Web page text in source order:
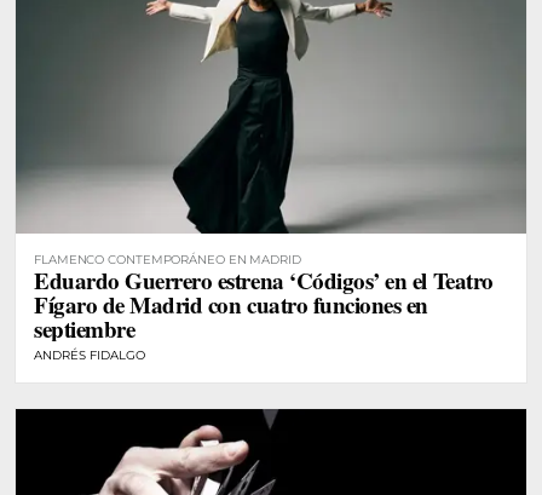
FLAMENCO CONTEMPORÁNEO EN MADRID
Eduardo Guerrero estrena ‘Códigos’ en el Teatro
Fígaro de Madrid con cuatro funciones en
septiembre
ANDRÉS FIDALGO